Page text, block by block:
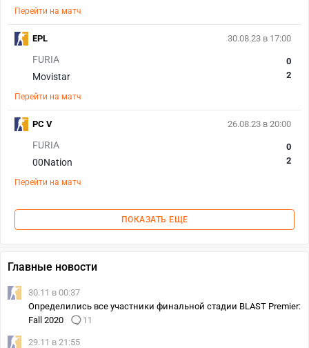
Перейти на матч
30.08.23 в 17:00
FURIA
Movistar
0
2
Перейти на матч
EPL
26.08.23 в 20:00
FURIA
00Nation
0
2
Перейти на матч
PC V
ПОКАЗАТЬ ЕЩЕ
Главные новости
30.11 в 00:37
Определились все участники финальной стадии BLAST Premier:
Fall 2020
11
29.11 в 21:55